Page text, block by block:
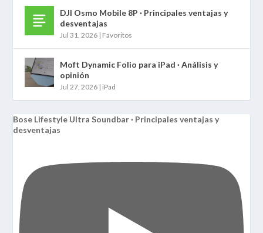
DJI Osmo Mobile 8P · Principales ventajas y
desventajas
Jul 31, 2026 | Favoritos
Moft Dynamic Folio para iPad · Análisis y
opinión
Jul 27, 2026 | iPad
Bose Lifestyle Ultra Soundbar · Principales ventajas y
desventajas